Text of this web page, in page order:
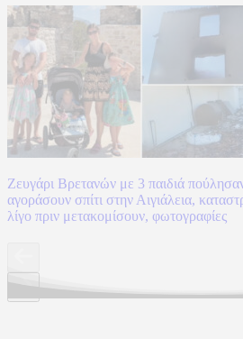
Ζευγάρι Βρετανών με 3 παιδιά
αγοράσουν σπίτι στην Αιγιάλεια,
λίγο πριν μετακομίσουν, φωτογραφίες